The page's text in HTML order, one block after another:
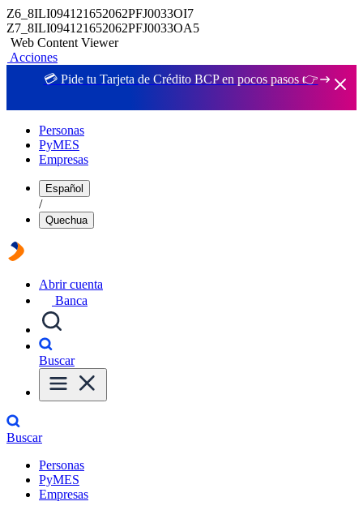
Z6_8ILI094121652062PFJ0033OI7
Z7_8ILI094121652062PFJ0033OA5
Web Content Viewer
Acciones
💳 Pide tu Tarjeta de Crédito BCP en pocos pasos 👉
Personas
PyMES
Empresas
Español
/
Quechua
Abrir cuenta
Banca
Buscar
Buscar
Personas
PyMES
Empresas